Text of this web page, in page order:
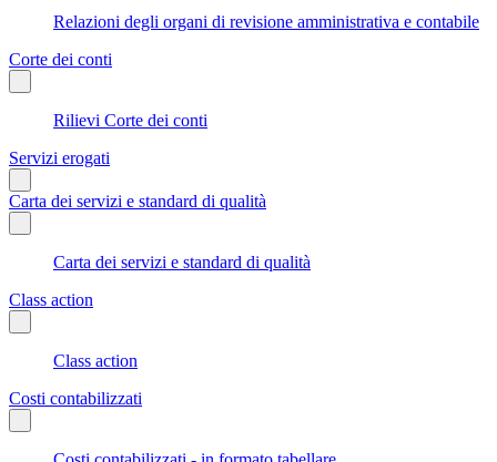
Relazioni degli organi di revisione amministrativa e contabile
Corte dei conti
Rilievi Corte dei conti
Servizi erogati
Carta dei servizi e standard di qualità
Carta dei servizi e standard di qualità
Class action
Class action
Costi contabilizzati